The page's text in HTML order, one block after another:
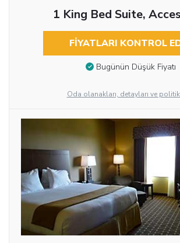
1 King Bed Suite,
FIYATLARI KONTROL
Bugünün Düşük Fiyatı
Oda olanakları, detayları ve